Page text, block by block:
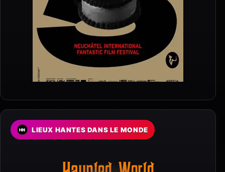
LIEUX HANTES DANS LE MONDE